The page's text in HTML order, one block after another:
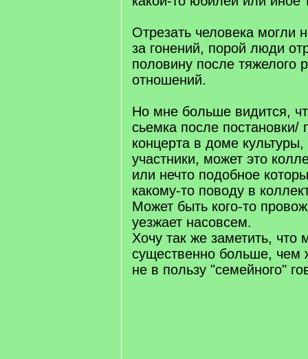
Отрезать человека могли
за гонений, порой люди
половину после тяжелого
отношений.
Но мне больше видится,
сьемка после постановки/
концерта в доме
участники, может это
или нечто подобное
какому-то поводу в
Может быть кого-то
уезжает насовсем.
Хочу так же заметить, что
существенно больше, чем
не в пользу "семейного"